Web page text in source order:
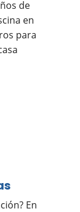
de
en
para
En